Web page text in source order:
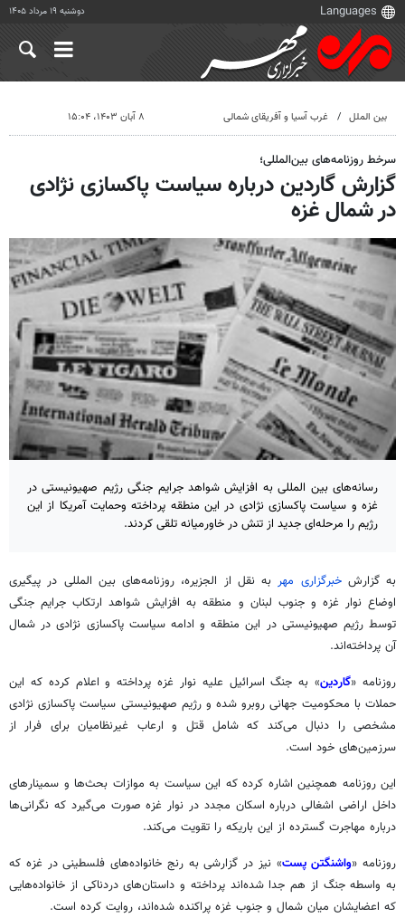
دوشنبه ۱۹ مرداد ۱۴۰۵
بین الملل غرب آسیا و آفریقای شمالی ۸ آبان ۱۴۰۳، ۱۵:۰۴
سرخط روزنامه‌های بین‌المللی؛
گزارش گاردین درباره سیاست پاکسازی نژادی
در شمال غزه
رسانه‌های بین المللی به افزایش شواهد جرایم جنگی رژیم صهیونیستی در
غزه و سیاست پاکسازی نژادی در این منطقه پرداخته‌ وحمایت آمریکا از این
رژیم را مرحله‌ای جدید از تنش‌ در خاورمیانه تلقی کردند.
به گزارش خبرگزاری مهربه نقل از الجزیره، روزنامه‌های بین المللی در پیگیری
اوضاع نوار غزه و جنوب لبنان و منطقه به افزایش شواهد ارتکاب جرایم جنگی
توسط رژیم صهیونیستی در این منطقه و ادامه سیاست پاکسازی نژادی در شمال
آن پرداخته‌اند.
روزنامه «گاردین» به جنگ اسرائیل علیه نوار غزه پرداخته و اعلام کرده که این
حملات با محکومیت جهانی روبرو شده و رژیم صهیونیستی سیاست پاکسازی نژادی
مشخصی را دنبال می‌کند که شامل قتل و ارعاب غیرنظامیان برای فرار از
سرزمین‌های خود است.
این روزنامه همچنین اشاره کرده که این سیاست به موازات بحث‌ها و سمینارهای
داخل اراضی اشغالی درباره اسکان مجدد در نوار غزه صورت می‌گیرد که نگرانی‌ها
درباره مهاجرت گسترده از این باریکه را تقویت می‌کند.
روزنامه «واشنگتن پست» نیز در گزارشی به رنج خانواده‌های فلسطینی در غزه که
به واسطه جنگ از هم جدا شده‌اند پرداخته و داستان‌های دردناکی از خانواده‌هایی
که اعضایشان میان شمال و جنوب غزه پراکنده شده‌اند، روایت کرده است.